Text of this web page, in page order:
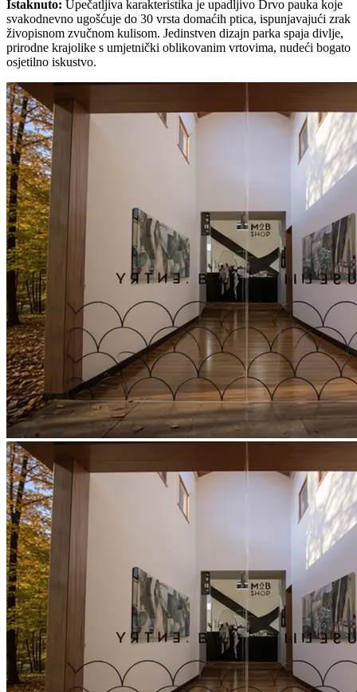
Istaknuto: Upečatljiva karakteristika je upadljivo Drvo pauka koje
svakodnevno ugošćuje do 30 vrsta domaćih ptica, ispunjavajući zrak
živopisnom zvučnom kulisom. Jedinstven dizajn parka spaja divlje,
prirodne krajolike s umjetnički oblikovanim vrtovima, nudeći bogato
osjetilno iskustvo.